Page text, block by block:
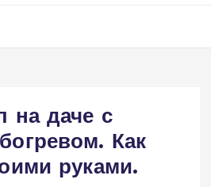
на даче с
Как
руками.